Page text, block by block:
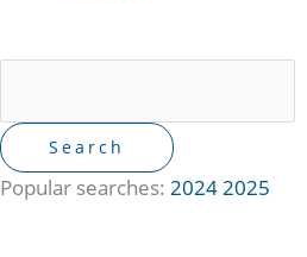
Popular searches: 20242025